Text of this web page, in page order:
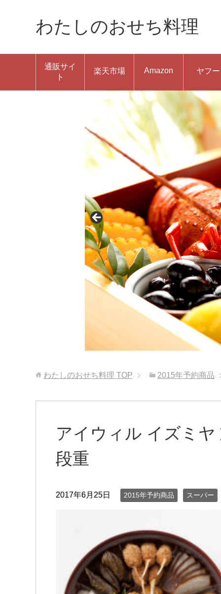
わたしのおせち料理
通販サイ
ト
楽天市場 Amazon ヤフー
わたしのおせち料理 TOP 2015年予約商品
アイウィル イズミ
段重
2017年6月25日 2015年予約商品 スーパー